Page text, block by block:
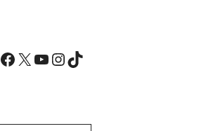
Facebook
X YouTube
Instagram
TikTok